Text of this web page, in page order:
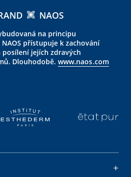
NAOS
na principu
přístupuje k zachování
jejích zdravých
Dlouhodobě. www.naos.com